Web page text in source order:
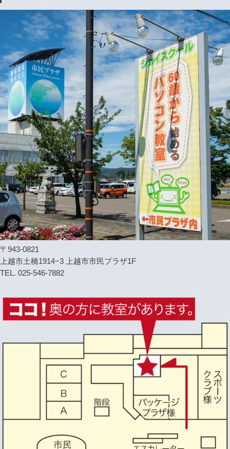
〒943-0821
上越市土橋1914−3 上越市市民プラザ1F
TEL. 025-546-7882